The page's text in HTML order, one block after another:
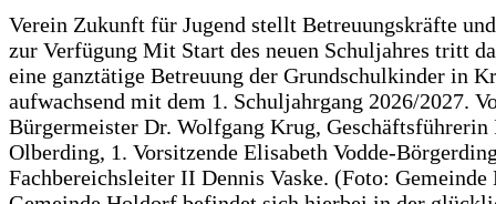
Verein Zukunft für Jugend stellt Betreuungskräfte
zur Verfügung Mit Start des neuen Schuljahres tritt
eine ganztätige Betreuung der Grundschulkinder in
aufwachsend mit dem 1. Schuljahrgang 2026/2027.
Bürgermeister Dr. Wolfgang Krug, Geschäftsführerin
Olberding, 1. Vorsitzende Elisabeth Vodde-
Fachbereichsleiter II Dennis Vaske. (Foto: